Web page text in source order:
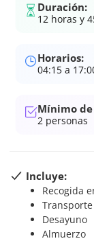
Duración:
12 horas y
Horarios:
04:15 a
Mínimo
2 personas
Incluye:
Recogida
Desayuno
Almuerzo